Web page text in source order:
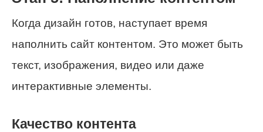
Когда дизайн готов, наступает время
наполнить сайт контентом. Это может быть
текст, изображения, видео или даже
интерактивные элементы.
Качество контента